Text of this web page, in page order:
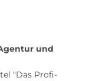
und
"Das Profi-